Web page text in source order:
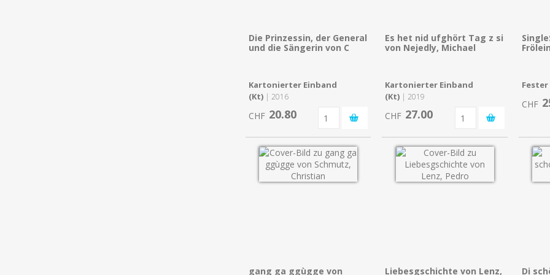
Die Prinzessin, der General
und die Sängerin von C
Kartonierter Einband
(Kt)| 2016
CHF 20.80
Es het nid ufghört Tag z si
von Nejedly, Michael
Kartonierter Einband
(Kt) | 2019
CHF 27.00
CHF
gang ga ggùgge von Liebesgschichte von Lenz, Di